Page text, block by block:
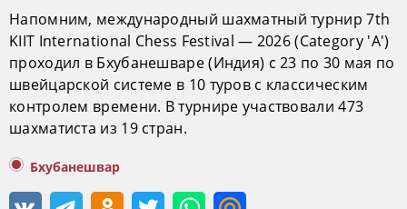
Напомним, международный шахматный турнир 7th
KIIT International Chess Festival — 2026 (Category 'A')
проходил в Бхубанешваре (Индия) с 23 по 30 мая по
швейцарской системе в 10 туров с классическим
контролем времени. В турнире участвовали 473
шахматиста из 19 стран.
Бхубанешвар